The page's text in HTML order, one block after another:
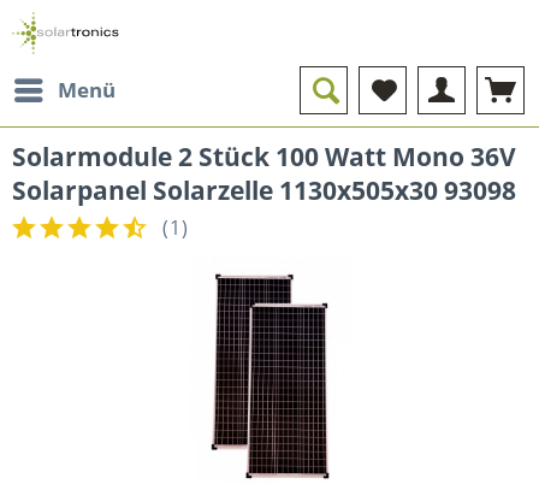
Menü
Solarmodule 2 Stück 100 Watt Mono 36V
Solarpanel Solarzelle 1130x505x30 93098
(1)